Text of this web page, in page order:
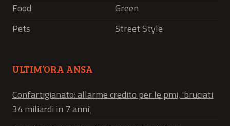
Food
Green
Pets
Street Style
ULTIM’ORA ANSA
Confartigianato: allarme credito per le pmi, 'bruciati
34 miliardi in 7 anni'